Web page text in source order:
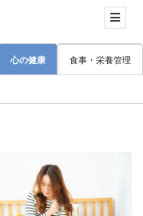
心の健康 食事・栄養管理